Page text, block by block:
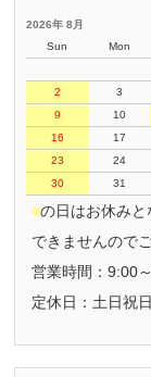
2026年 8月
Sun
Mon
2
3
9
10
16
17
23
24
30
31
■の日はお休み
できませんので
営業時間：9:00
定休日：土日祝日